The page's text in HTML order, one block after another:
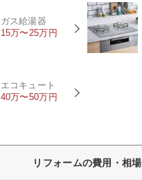
ガス給湯器
15万〜25万円
エコキュート
40万〜50万円
リフォームの費用・相場